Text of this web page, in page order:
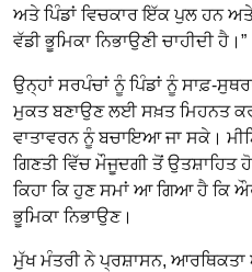
ਅਤੇ ਪਿੰਡਾਂ ਵਿਚਕਾਰ ਇੱਕ ਪੁਲ ਹਨ ਅਤੇ
ਵੱਡੀ ਭੂਮਿਕਾ ਨਿਭਾਉਣੀ ਚਾਹੀਦੀ ਹੈ।”
ਉਨ੍ਹਾਂ ਸਰਪੰਚਾਂ ਨੂੰ ਪਿੰਡਾਂ ਨੂੰ ਸਾਫ਼-
ਮੁਕਤ ਬਣਾਉਣ ਲਈ ਸਖ਼ਤ ਮਿਹਨਤ
ਵਾਤਾਵਰਨ ਨੂੰ ਬਚਾਇਆ ਜਾ ਸਕੇ।
ਗਿਣਤੀ ਵਿੱਚ ਮੌਜੂਦਗੀ ਤੋਂ ਉਤਸ਼ਾਹਿਤ
ਕਿਹਾ ਕਿ ਹੁਣ ਸਮਾਂ ਆ ਗਿਆ ਹੈ ਕਿ
ਭੂਮਿਕਾ ਨਿਭਾਉਣ।
ਮੁੱਖ ਮੰਤਰੀ ਨੇ ਪ੍ਰਸ਼ਾਸਨ, ਆਰਥਿਕਤਾ